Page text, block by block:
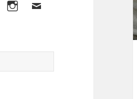
Instagram
E-